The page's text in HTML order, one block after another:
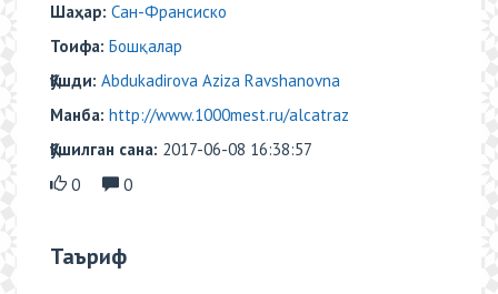
Шаҳар: Сан-Франсиско
Тоифа: Бошқалар
Қўшди: Abdukadirova Aziza Ravshanovna
Манба: http://www.1000mest.ru/alcatraz
Қўшилган сана: 2017-06-08 16:38:57
0
0
Таъриф